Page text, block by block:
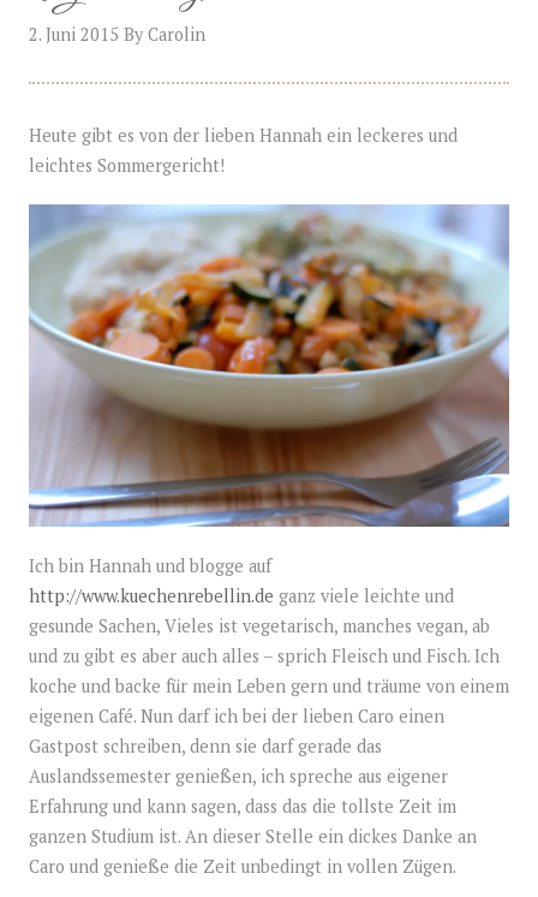
2. Juni 2015 ByCarolin
Heute gibt es von der lieben Hannah ein leckeres und
leichtes Sommergericht!
Ich bin Hannah und blogge auf
http://www.kuechenrebellin.de ganz viele leichte und
gesunde Sachen, Vieles ist vegetarisch, manches vegan, ab
und zu gibt es aber auch alles – sprich Fleisch und Fisch. Ich
koche und backe für mein Leben gern und träume von einem
eigenen Café. Nun darf ich bei der lieben Caro einen
Gastpost schreiben, denn sie darf gerade das
Auslandssemester genießen, ich spreche aus eigener
Erfahrung und kann sagen, dass das die tollste Zeit im
ganzen Studium ist. An dieser Stelle ein dickes Danke an
Caro und genieße die Zeit unbedingt in vollen Zügen.